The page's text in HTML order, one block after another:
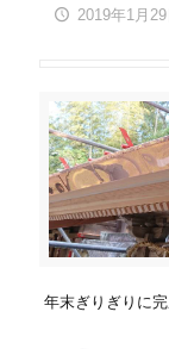
2019年1月29
年末ぎりぎりに